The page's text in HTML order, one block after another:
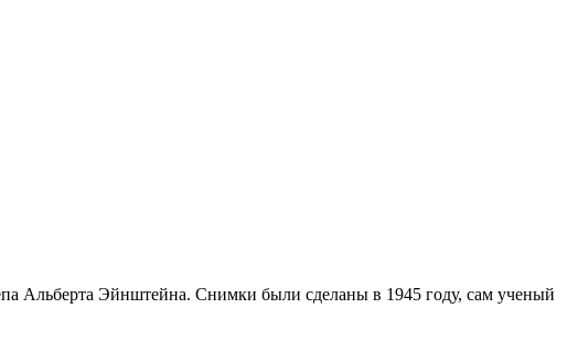
Альберта Эйнштейна. Снимки были сделаны в 1945 году, сам ученый